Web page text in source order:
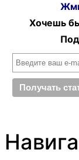
Хочешь